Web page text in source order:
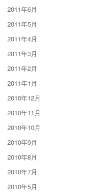
2011年6月
2011年5月
2011年4月
2011年3月
2011年2月
2011年1月
2010年12月
2010年11月
2010年10月
2010年9月
2010年8月
2010年7月
2010年5月